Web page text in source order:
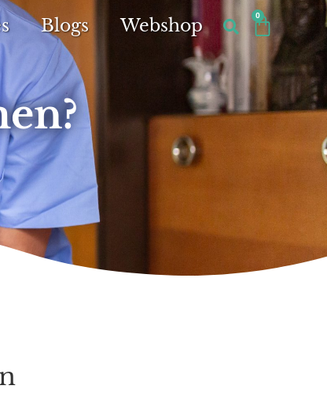
Blogs Webshop 0